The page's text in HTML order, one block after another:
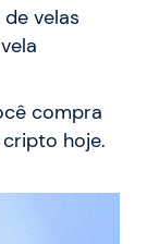
velas
compra
cripto hoje.